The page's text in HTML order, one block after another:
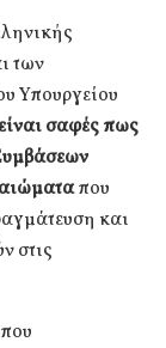
των
Υπουργείου
είναι σαφές πως
που
και
στις